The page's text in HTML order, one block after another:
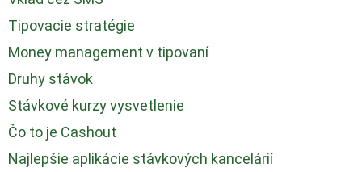
Tipovacie stratégie
Money management v tipovaní
Druhy stávok
Stávkové kurzy vysvetlenie
Čo to je Cashout
Najlepšie aplikácie stávkových kancelárií